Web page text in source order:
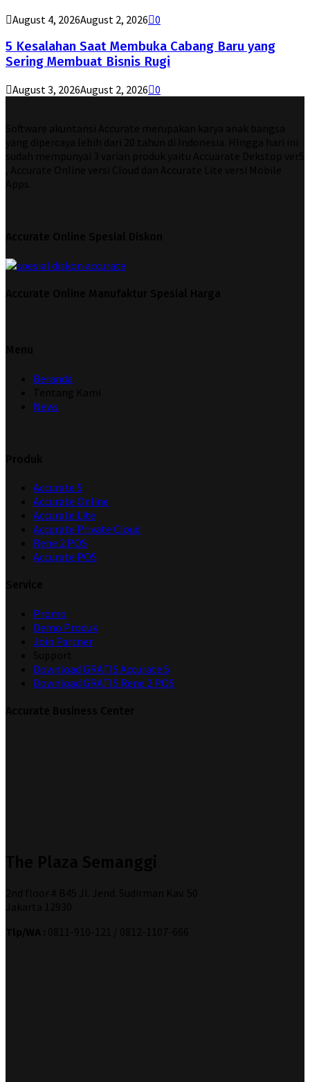
August 4, 2026August 2, 2026 0
5 Kesalahan Saat Membuka Cabang Baru yang
Sering Membuat Bisnis Rugi
August 3, 2026August 2, 2026 0
Beranda
News
Accurate 5
Accurate Online
Accurate Lite
Accurate Private Cloud
Rene 2 POS
Accurate POS
Promo
Demo Produk
Join Partner
Download GRATIS Accurate 5
Download GRATIS Rene 2 POS